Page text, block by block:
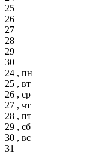
25
26
27
28
29
30
24 , пн
25 , вт
26 , ср
27 , чт
28 , пт
29 , сб
30 , вс
31